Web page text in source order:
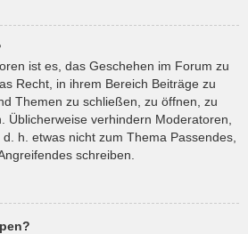
ist es, das Geschehen im Forum zu
Recht, in ihrem Bereich Beiträge zu
Themen zu schließen, zu öffnen, zu
Üblicherweise verhindern Moderatoren,
d. h. etwas nicht zum Thema Passendes,
schreiben.